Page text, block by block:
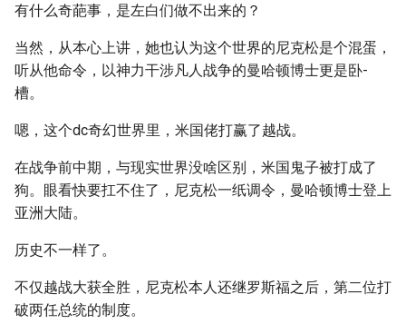
有什么奇葩事，是左白们做不出来的？
当然，从本心上讲，她也认为这个世界的尼克松是个混蛋，
听从他命令，以神力干涉凡人战争的曼哈顿博士更是卧-
槽。
嗯，这个dc奇幻世界里，米国佬打赢了越战。
在战争前中期，与现实世界没啥区别，米国鬼子被打成了
狗。眼看快要扛不住了，尼克松一纸调令，曼哈顿博士登上
亚洲大陆。
历史不一样了。
不仅越战大获全胜，尼克松本人还继罗斯福之后，第二位打
破两任总统的制度。